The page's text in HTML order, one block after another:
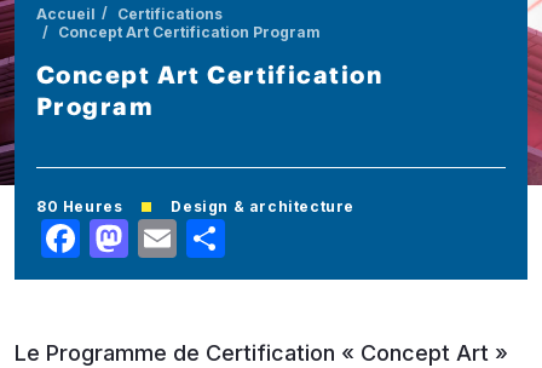
Fil d'Ariane
Accueil
Certifications
Concept Art Certification Program
Concept Art Certification
Program
80 Heures Design & architecture
Facebook
Mastodon
Email
Le Programme de Certification « Concept Art »